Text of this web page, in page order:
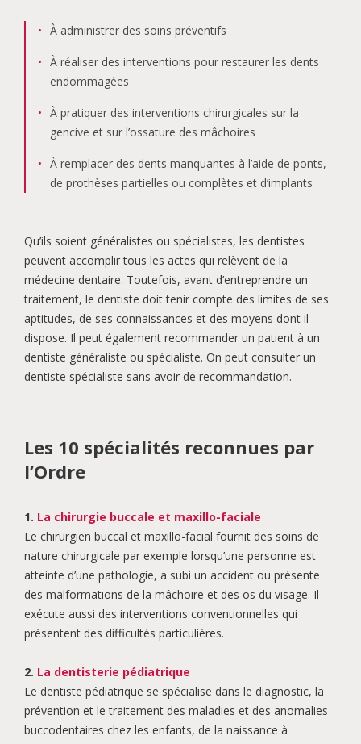
À administrer des soins préventifs
À réaliser des interventions pour restaurer les dents
endommagées
À pratiquer des interventions chirurgicales sur la
gencive et sur l’ossature des mâchoires
À remplacer des dents manquantes à l’aide de ponts,
de prothèses partielles ou complètes et d’implants
Qu’ils soient généralistes ou spécialistes, les dentistes
peuvent accomplir tous les actes qui relèvent de la
médecine dentaire. Toutefois, avant d’entreprendre un
traitement, le dentiste doit tenir compte des limites de ses
aptitudes, de ses connaissances et des moyens dont il
dispose. Il peut également recommander un patient à un
dentiste généraliste ou spécialiste. On peut consulter un
dentiste spécialiste sans avoir de recommandation.
Les 10 spécialités reconnues par
l’Ordre
1. La chirurgie buccale et maxillo-faciale
Le chirurgien buccal et maxillo-facial fournit des soins de
nature chirurgicale par exemple lorsqu’une personne est
atteinte d’une pathologie, a subi un accident ou présente
des malformations de la mâchoire et des os du visage. Il
exécute aussi des interventions conventionnelles qui
présentent des difficultés particulières.
2. La dentisterie pédiatrique
Le dentiste pédiatrique se spécialise dans le diagnostic, la
prévention et le traitement des maladies et des anomalies
buccodentaires chez les enfants, de la naissance à